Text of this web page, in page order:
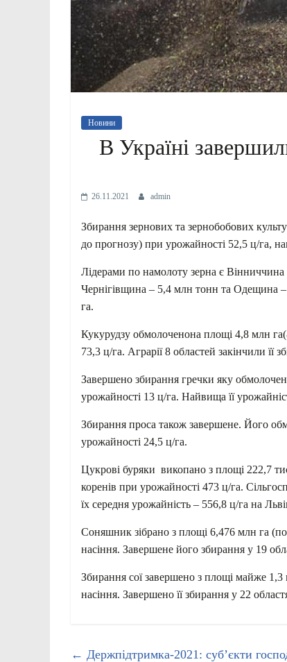
Новини
В Україні
26.11.2021 admin
Збирання зернових та зернобобових
до прогнозу) при урожайності 52,5 ц/га,
Лідерами по намолоту зерна є
Чернігівщина – 5,4 млн тонн та Одещина
га.
Кукурудзу обмолоченона площі 4,8 млн
73,3 ц/га. Аграрії 8 областей закінчили
Завершено збирання гречки яку
урожайності 13 ц/га. Найвища її
Збирання проса також завершене. Його
урожайності 24,5 ц/га.
Цукрові буряки викопано з площі 222,7
коренів при урожайності 473 ц/га.
їх середня урожайність – 556,8 ц/га на
Соняшник зібрано з площі 6,476 млн га
насіння. Завершене його збирання у 19
Збирання сої завершено з площі майже
насіння. Завершено її збирання у 22
← Держпідтримка-2021: суб’єкти